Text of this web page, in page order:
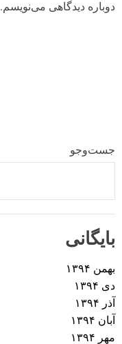
دوباره دیدگاهی می‌نویسم.
جست‌وجو
بایگانی
بهمن ۱۳۹۴
دی ۱۳۹۴
آذر ۱۳۹۴
آبان ۱۳۹۴
مهر ۱۳۹۴